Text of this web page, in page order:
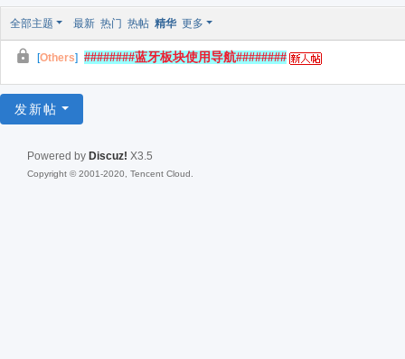
全部主题 最新 热门 热帖 精华 更多
[Others] ########蓝牙板块使用导航########
发新帖
Powered by Discuz! X3.5
Copyright © 2001-2020, Tencent Cloud.